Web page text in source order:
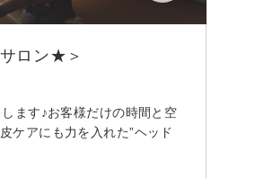
ロン★＞
ます♪お客様だけの時間と空
ケアにも力を入れた”ヘッド